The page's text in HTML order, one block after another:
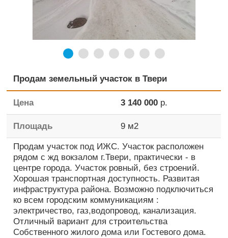
Продам земельный участок в Твери
Цена 3 140 000 р.
Площадь 9 м2
Продам участок под ИЖС. Участок расположен
рядом с жд вокзалом г.Твери, практически - в
центре города. Участок ровный, без строений.
Хорошая транспортная доступность. Развитая
инфраструктура района. Возможно подключиться
ко всем городским коммуникациям :
электричество, газ,водопровод, канализация.
Отличный вариант для строительства
Собственного жилого дома или Гостевого дома.